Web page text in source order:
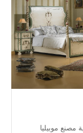
مصنع موبيليا